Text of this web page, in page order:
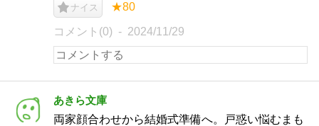
ナイス ★80
コメント(0) 2024/11/29
あきら文庫
両家顔合わせから結婚式準備へ。戸惑い悩むまも